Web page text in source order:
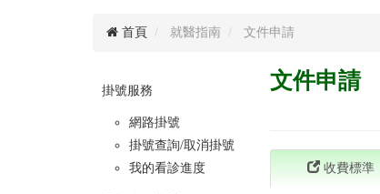
首頁 就醫指南 文件申請
掛號服務
網路掛號
掛號查詢/取消掛號
我的看診進度
文件申請
收費標準